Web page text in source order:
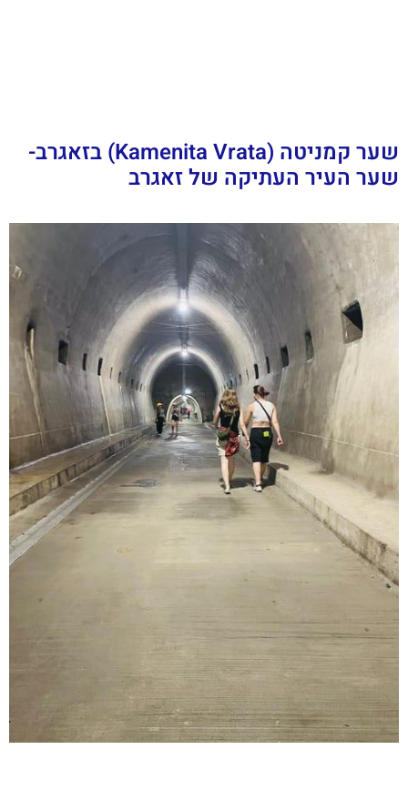
שער קמניטה (Kamenita Vrata) בזאגרב-
שער העיר העתיקה של זאגרב